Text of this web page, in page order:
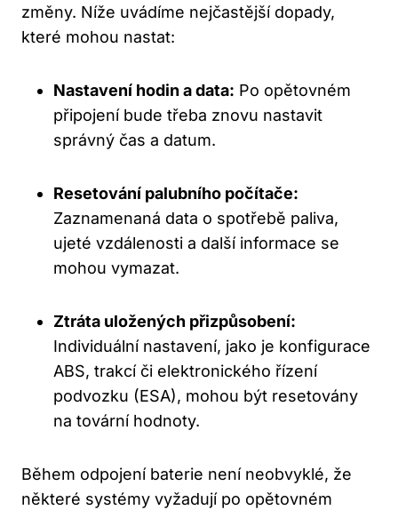
změny. Níže uvádíme nejčastější dopady,
které mohou nastat:
Nastavení hodin a data: Po opětovném
připojení bude třeba znovu nastavit
správný čas a datum.
Resetování palubního počítače:
Zaznamenaná data o spotřebě paliva,
ujeté vzdálenosti a další informace se
mohou vymazat.
Ztráta uložených přizpůsobení:
Individuální nastavení, jako je konfigurace
ABS, trakcí či elektronického řízení
podvozku (ESA), mohou být resetovány
na tovární hodnoty.
Během odpojení baterie není neobvyklé, že
některé systémy vyžadují po opětovném